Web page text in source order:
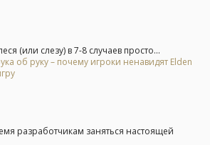
(или слезу) в 7-8 случаев просто...
об руку – почему игроки ненавидят Elden
разработчикам заняться настоящей